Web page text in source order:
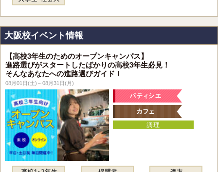
大阪校イベント情報
【高校3年生のためのオープンキャンパス】
進路選びがスタートしたばかりの高校3年生必見！
そんなあなたへの進路選びガイド！
08月01日(土)～08月31日(月)